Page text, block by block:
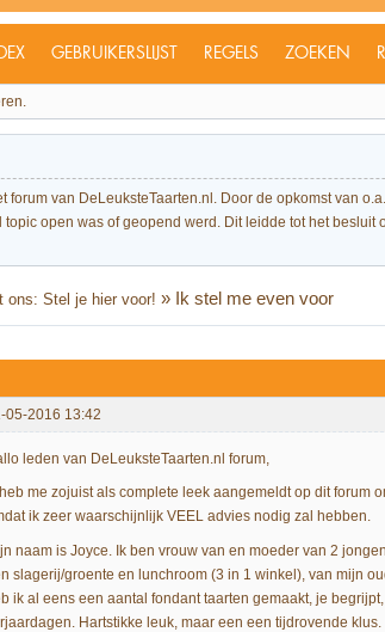
GEBRUIKERSLIJST REGELS ZOEKEN
forum van DeLeuksteTaarten.nl. Door de opkomst van
open was of geopend werd. Dit leidde tot het
ons: Stel je hier voor! » Ik stel me even voor
05-2016 13:42
leden van DeLeuksteTaarten.nl forum,
heb me zojuist als complete leek aangemeldt op dit
ik zeer waarschijnlijk VEEL advies nodig zal hebben.
naam is Joyce. Ik ben vrouw van en moeder van 2
slagerij/groente en lunchroom (3 in 1 winkel), van mijn
ik al eens een aantal fondant taarten gemaakt, je
Hartstikke leuk, maar een een tijdrovende